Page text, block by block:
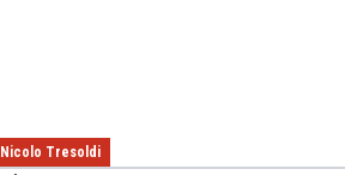
Nicolo Tresoldi